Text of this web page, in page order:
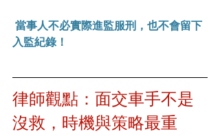
當事人不必實際進監服刑，也不會留下
入監紀錄！
律師觀點：面交車手不是
沒救，時機與策略最重